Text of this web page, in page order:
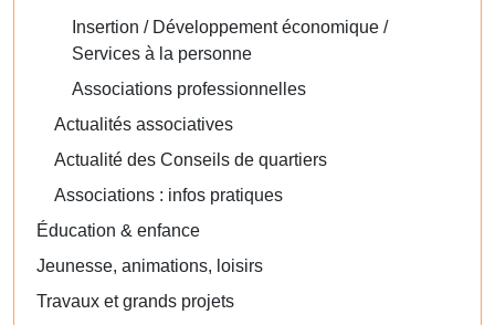
Insertion / Développement économique /
Services à la personne
Associations professionnelles
Actualités associatives
Actualité des Conseils de quartiers
Associations : infos pratiques
Éducation & enfance
Jeunesse, animations, loisirs
Travaux et grands projets